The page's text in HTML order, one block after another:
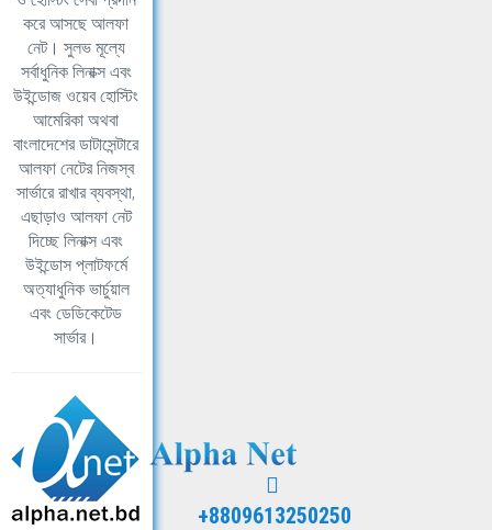
করে আসছে আলফা
নেট। সুলভ মূল্যে
সর্বাধুনিক লিনাক্স এবং
উইন্ডোজ ওয়েব হোস্টিং
আমেরিকা অথবা
বাংলাদেশের ডাটাসেন্টারে
আলফা নেটের নিজস্ব
সার্ভারে রাখার ব্যবস্থা,
এছাড়াও আলফা নেট
দিচ্ছে লিনাক্স এবং
উইন্ডোস প্লাটফর্মে
অত্যাধুনিক ভার্চুয়াল
এবং ডেডিকেটেড
সার্ভার।
+8809613250250